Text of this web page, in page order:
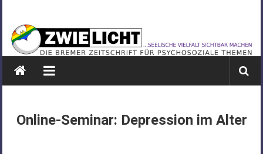
springen
ZWIELICHT
BREMEN
DIE
PSYCHOSOZIALE
Online-Seminar: Depression im Alter